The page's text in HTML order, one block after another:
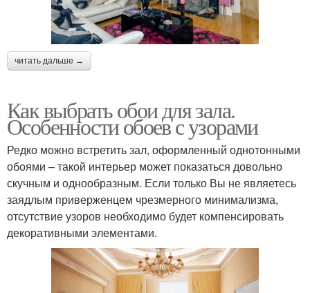
читать дальше →
Как выбрать обои для зала.
Особенности обоев с узорами
Редко можно встретить зал, оформленный однотонными
обоями – такой интерьер может показаться довольно
скучным и однообразным. Если только Вы не являетесь
заядлым приверженцем чрезмерного минимализма,
отсутствие узоров необходимо будет компенсировать
декоративными элементами.